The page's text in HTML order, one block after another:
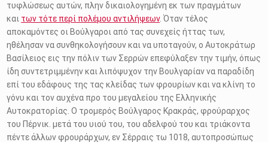
τυφλώσεως αυτών, πλην δικαιολογημένη εκ των πραγμάτων
και των τότε περί πολέμου αντιλήψεων. Όταν τέλος
αποκαμόντες οι Βούλγαροι από τας συνεχείς ήττας των,
ηθέλησαν να συνθηκολογήσουν και να υποταγούν, ο Αυτοκράτωρ
Βασίλειος εις την πόλιν των Σερρών επεφύλαξεν την τιμήν, όπως
ίδη συντετριμμένην και λιπόψυχον την Βουλγαρίαν να παραδίδη
επί του εδάφους της τας κλείδας των φρουρίων και να κλίνη το
γόνυ και τον αυχένα προ του μεγαλείου της Ελληνικής
Αυτοκρατορίας. Ο τρομερός Βούλγαρος Κρακράς, φρούραρχος
του Πέρνικ. μετά του υιού του, του αδελφού του και τριάκοντα
πέντε άλλων φρουράρχων, εν Σέρραις τω 1018, αυτοπροσώπως